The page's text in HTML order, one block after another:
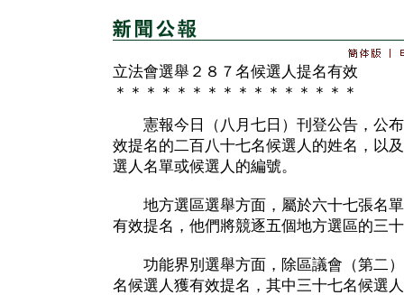
立法會選舉２８７名候選人提名有效
＊＊＊＊＊＊＊＊＊＊＊＊＊＊＊＊
憲報今日（八月七日）刊登公告，公布
效提名的二百八十七名候選人的姓名，以
選人名單或候選人的編號。
地方選區選舉方面，屬於六十七張名單
有效提名，他們將競逐五個地方選區的三
功能界別選舉方面，除區議會（第二）
名候選人獲有效提名，其中三十七名候選